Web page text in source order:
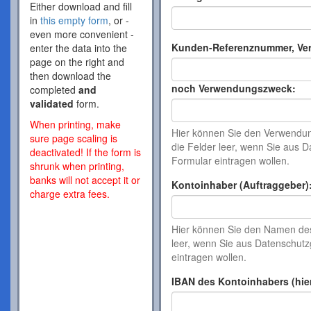
Either download and fill
in this empty form, or -
even more convenient -
enter the data into the
page on the right and
then download the
completed and
validated form.
When printing, make
sure page scaling is
deactivated! If the form is
shrunk when printing,
banks will not accept it or
charge extra fees.
Kunden-Referenznummer,
noch Verwendungszweck:
Hier können Sie den
die Felder leer, wenn Sie aus
Formular eintragen wollen.
Kontoinhaber
Hier können Sie den Namen
leer, wenn Sie aus
eintragen wollen.
IBAN des Kontoinhabers